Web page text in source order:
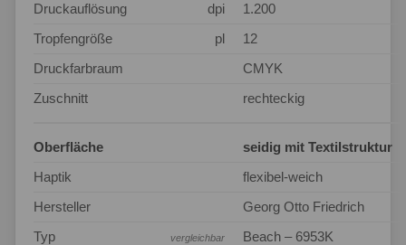
Druckauflösung
dpi
1.200
Tropfengröße
pl
12
Druckfarbraum
CMYK
Zuschnitt
rechteckig
Oberfläche
seidig mit Textilstruktur
Haptik
flexibel-weich
Hersteller
Georg Otto Friedrich
Typ
vergleichbar
Beach – 6953K